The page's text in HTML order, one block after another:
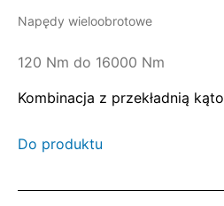
Napędy wieloobrotowe
120 Nm do 16000 Nm
Kombinacja z przekładnią
Do produktu